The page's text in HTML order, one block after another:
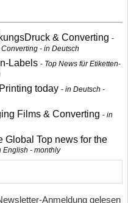
& Converting
- in Deutsch
Labels
Top News für Etiketten-
today
in Deutsch -
Films & Converting
in
Global Top news for the
English - monthly
Anmeldung gelesen